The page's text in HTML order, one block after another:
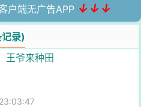
户端无广告APP ↓↓↓
录)
王爷来种田